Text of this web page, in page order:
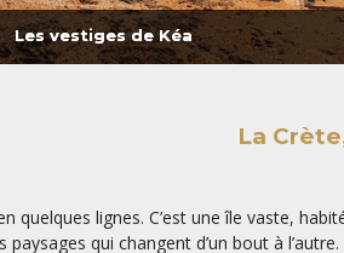
Les vestiges de Kéa
La
quelques lignes. C’est une île vaste,
qui changent d’un bout à l’autre.